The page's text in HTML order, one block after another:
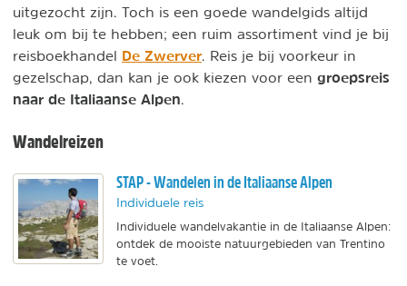
uitgezocht zijn. Toch is een goede wandelgids altijd
leuk om bij te hebben; een ruim assortiment vind je bij
reisboekhandel De Zwerver. Reis je bij voorkeur in
gezelschap, dan kan je ook kiezen voor een groepsreis
naar de Italiaanse Alpen.
Wandelreizen
STAP - Wandelen in de Italiaanse Alpen
Individuele reis
Individuele wandelvakantie in de Italiaanse Alpen:
ontdek de mooiste natuurgebieden van Trentino
te voet.